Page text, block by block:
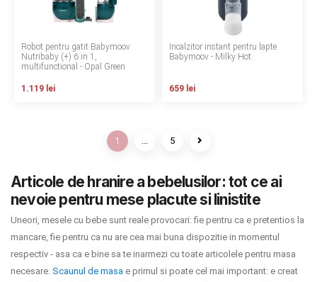
Robot pentru gatit Babymoov
Nutribaby (+) 6 in 1,
multifunctional - Opal Green
1.119 lei
Incalzitor instant pentru lapte
Babymoov - Milky Hot
659 lei
1 ... 5
Articole de hranire a bebelusilor: tot ce ai
nevoie pentru mese placute si linistite
Uneori, mesele cu bebe sunt reale provocari: fie pentru ca e pretentios la
mancare, fie pentru ca nu are cea mai buna dispozitie in momentul
respectiv - asa ca e bine sa te inarmezi cu toate articolele pentru masa
necesare. Scaunul de masa e primul si poate cel mai important: e creat